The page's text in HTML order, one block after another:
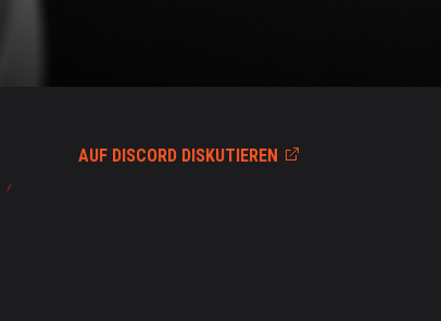
AUF DISCORD DISKUTIEREN